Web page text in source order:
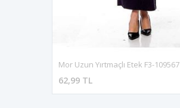
Mor Uzun Yırtmaçlı Etek F3-109567
62,99 TL